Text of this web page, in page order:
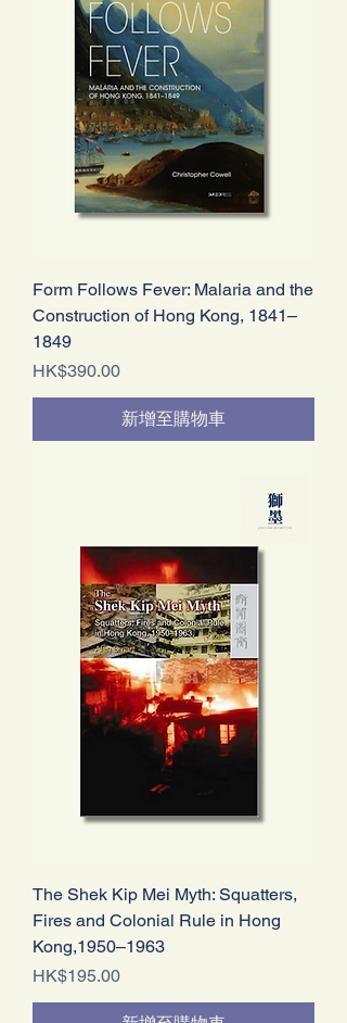
Form Follows Fever: Malaria and the
Construction of Hong Kong, 1841–
1849
價格
HK$390.00
新增至購物車
The Shek Kip Mei Myth: Squatters,
Fires and Colonial Rule in Hong
Kong,1950–1963
價格
HK$195.00